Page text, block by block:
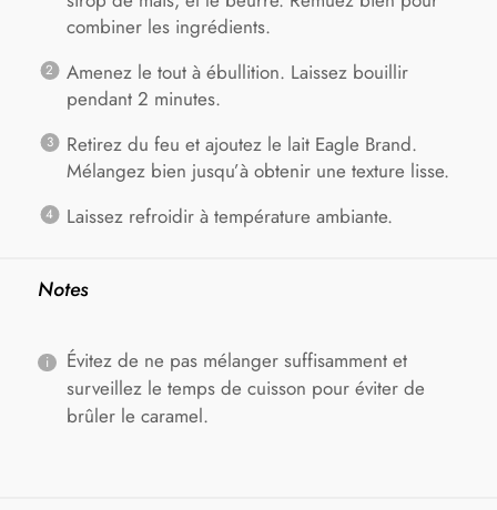
combiner les ingrédients.
Amenez le tout à ébullition. Laissez bouillir
pendant 2 minutes.
Retirez du feu et ajoutez le lait Eagle Brand.
Mélangez bien jusqu’à obtenir une texture lisse.
Laissez refroidir à température ambiante.
Notes
Évitez de ne pas mélanger suffisamment et
surveillez le temps de cuisson pour éviter de
brûler le caramel.